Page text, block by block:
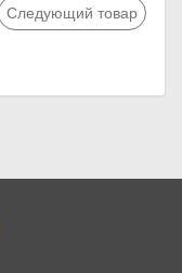
Следующий товар